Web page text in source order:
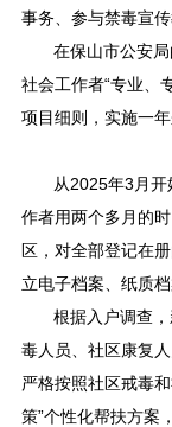
事务、参与禁毒宣传
在保山市公安
社会工作者“专业、
项目细则，实施一
从2025年3月
作者用两个多月的
区，对全部登记在
立电子档案、纸质
根据入户调查
毒人员、社区康复
严格按照社区戒毒
策”个性化帮扶方案